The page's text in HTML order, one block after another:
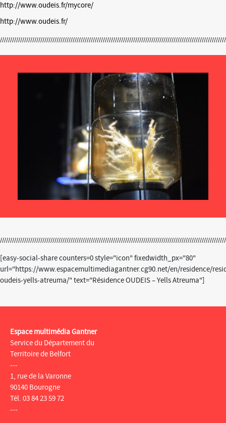
http://www.oudeis.fr/mycore/
http://www.oudeis.fr/
[easy-social-share counters=0 style="icon" fixedwidth_px="80"
url="https://www.espacemultimediagantner.cg90.net/en/residence/
oudeis-yells-atreuma/" text="Résidence OUDEIS – Yells Atreuma"]
Espace multimédia Gantner
Service du Département du
Territoire de Belfort
---
1, rue de la Varonne
90140 Bourogne
Tél. 03 84 23 59 72
---